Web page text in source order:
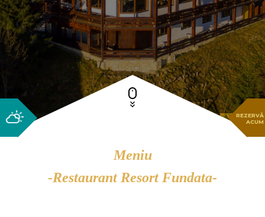
REZERVĂ
ACUM
Meniu
-Restaurant Resort Fundata-